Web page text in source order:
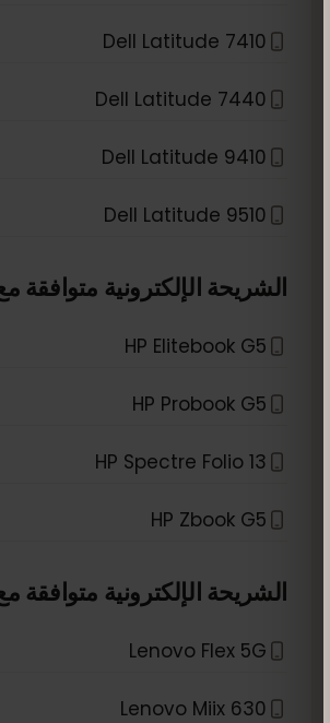
Dell Latitude 7410
Dell Latitude 7440
Dell Latitude 9410
Dell Latitude 9510
الشريحة الإلكترونية متوافقة مع
HP Elitebook G5
HP Probook G5
HP Spectre Folio 13
HP Zbook G5
الشريحة الإلكترونية متوافقة مع
Lenovo Flex 5G
Lenovo Miix 630